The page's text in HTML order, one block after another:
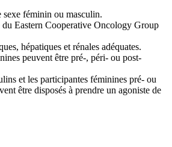
sexe féminin ou masculin.
du Eastern Cooperative Oncology Group
hépatiques et rénales adéquates.
peuvent être pré-, péri- ou post-
et les participantes féminines pré- ou
être disposés à prendre un agoniste de